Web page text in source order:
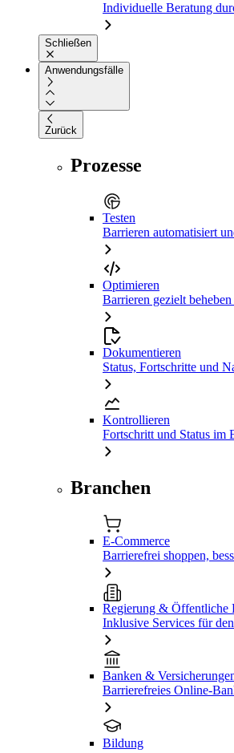
Individuelle Beratung
Schließen
Anwendungsfälle
Zurück
Prozesse
Testen
Barrieren automatisiert
Optimieren
Barrieren gezielt
Dokumentieren
Status, Fortschritte und
Kontrollieren
Fortschritt und Status im
Branchen
E-Commerce
Barrierefrei shoppen,
Regierung & Öffentliche
Inklusive Services für
Banken &
Barrierefreies Online-
Bildung